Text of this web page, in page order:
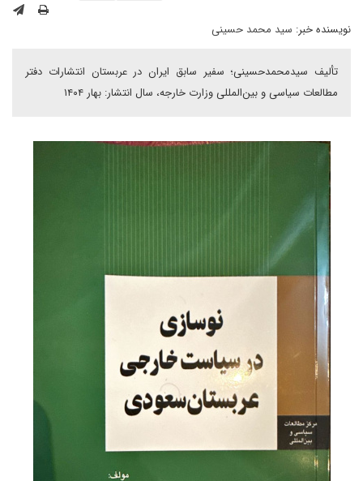
نویسنده خبر: سید محمد حسینی
تألیف سیدمحمدحسینی؛ سفیر سابق ایران در عربستان انتشارات دفتر
مطالعات سیاسی و بین‌المللی وزارت خارجه، سال انتشار: بهار ۱۴۰۴